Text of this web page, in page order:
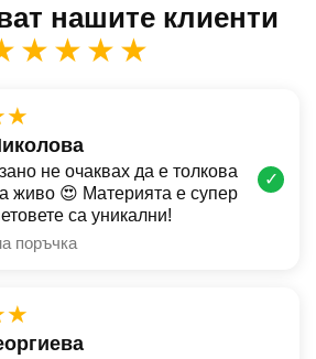
нашите клиенти
не очаквах да е толкова
живо 😍 Материята е супер
са уникални!
поръчка
✓